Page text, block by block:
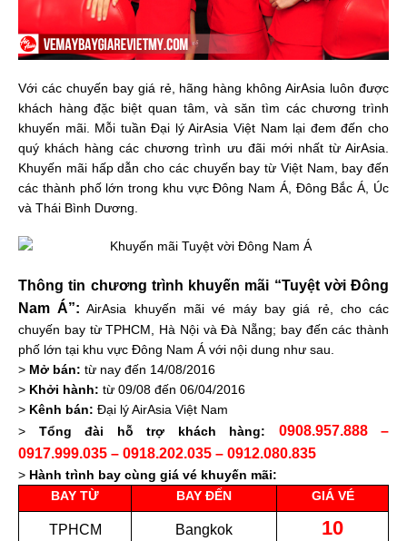
Với các chuyến bay giá rẻ, hãng hàng không AirAsia luôn được
khách hàng đặc biệt quan tâm, và săn tìm các chương trình
khuyến mãi. Mỗi tuần Đại lý AirAsia Việt Nam lại đem đến cho
quý khách hàng các chương trình ưu đãi mới nhất từ AirAsia.
Khuyến mãi hấp dẫn cho các chuyến bay từ Việt Nam, bay đến
các thành phố lớn trong khu vực Đông Nam Á, Đông Bắc Á, Úc
và Thái Bình Dương.
Thông tin chương trình khuyến mãi “Tuyệt vời Đông
Nam Á”: AirAsia khuyến mãi vé máy bay giá rẻ, cho các
chuyến bay từ TPHCM, Hà Nội và Đà Nẵng; bay đến các thành
phố lớn tại khu vực Đông Nam Á với nội dung như sau.
> Mở bán: từ nay đến 14/08/2016
> Khởi hành: từ 09/08 đến 06/04/2016
> Kênh bán: Đại lý AirAsia Việt Nam
> Tổng đài hỗ trợ khách hàng:
0908.957.888 –
0917.999.035 – 0918.202.035 – 0912.080.835
> Hành trình bay cùng giá vé khuyến mãi:
BAY TỪ
BAY ĐẾN GIÁ VÉ
TPHCM
Bangkok
10